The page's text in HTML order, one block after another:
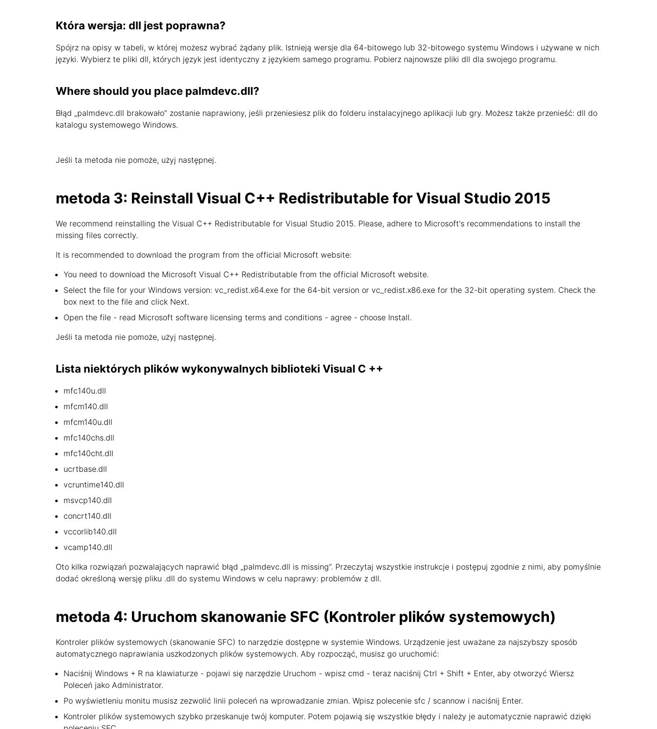
Która wersja: dll jest poprawna?
Spójrz na opisy w tabeli, w której możesz wybrać żądany plik. Istnieją wersje dla 64-bitowego lub 32-bitowego systemu Windows i używane w nich
języki. Wybierz te pliki dll, których język jest identyczny z językiem samego programu. Pobierz najnowsze pliki dll dla swojego programu.
Where should you place palmdevc.dll?
Błąd „palmdevc.dll brakowało” zostanie naprawiony, jeśli przeniesiesz plik do folderu instalacyjnego aplikacji lub gry. Możesz także przenieść: dll do
katalogu systemowego Windows.
Jeśli ta metoda nie pomoże, użyj następnej.
metoda 3: Reinstall Visual C++ Redistributable for Visual Studio 2015
We recommend reinstalling the Visual C++ Redistributable for Visual Studio 2015. Please, adhere to Microsoft's recommendations to install the
missing files correctly.
It is recommended to download the program from the official Microsoft website:
You need to download the Microsoft Visual C++ Redistributable from the official Microsoft website.
Select the file for your Windows version: vc_redist.x64.exe for the 64-bit version or vc_redist.x86.exe for the 32-bit operating system. Check the
box next to the file and click Next.
Open the file - read Microsoft software licensing terms and conditions - agree - choose Install.
Jeśli ta metoda nie pomoże, użyj następnej.
Lista niektórych plików wykonywalnych biblioteki Visual C ++
mfc140u.dll
mfcm140.dll
mfcm140u.dll
mfc140chs.dll
mfc140cht.dll
ucrtbase.dll
vcruntime140.dll
msvcp140.dll
concrt140.dll
vccorlib140.dll
vcamp140.dll
Oto kilka rozwiązań pozwalających naprawić błąd „palmdevc.dll is missing”. Przeczytaj wszystkie instrukcje i postępuj zgodnie z nimi, aby pomyślnie
dodać określoną wersję pliku .dll do systemu Windows w celu naprawy: problemów z dll.
metoda 4: Uruchom skanowanie SFC (Kontroler plików systemowych)
Kontroler plików systemowych (skanowanie SFC) to narzędzie dostępne w systemie Windows. Urządzenie jest uważane za najszybszy sposób
automatycznego naprawiania uszkodzonych plików systemowych. Aby rozpocząć, musisz go uruchomić:
Naciśnij Windows + R na klawiaturze - pojawi się narzędzie Uruchom - wpisz cmd - teraz naciśnij Ctrl + Shift + Enter, aby otworzyć Wiersz
Poleceń jako Administrator.
Po wyświetleniu monitu musisz zezwolić linii poleceń na wprowadzanie zmian. Wpisz polecenie sfc / scannow i naciśnij Enter.
Kontroler plików systemowych szybko przeskanuje twój komputer. Potem pojawią się wszystkie błędy i należy je automatycznie naprawić dzięki